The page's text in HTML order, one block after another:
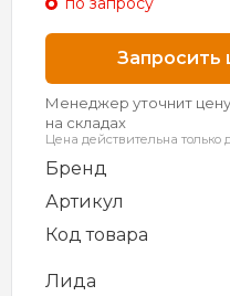
Запросить
Менеджер уточнит
на складах
Цена действительна только
Бренд
Артикул
Код товара
Лида